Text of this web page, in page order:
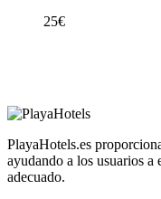
25€
PlayaHotels.es
ayudando a los usuarios a
adecuado.